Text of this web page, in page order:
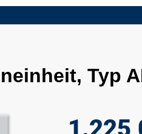
Typ